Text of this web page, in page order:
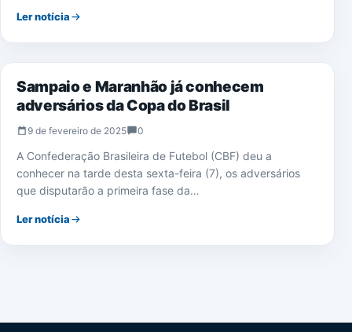
Ler notícia
ESPORTE
Sampaio e Maranhão já conhecem
adversários da Copa do Brasil
9 de fevereiro de 2025 0
A Confederação Brasileira de Futebol (CBF) deu a
conhecer na tarde desta sexta-feira (7), os adversários
que disputarão a primeira fase da…
Ler notícia